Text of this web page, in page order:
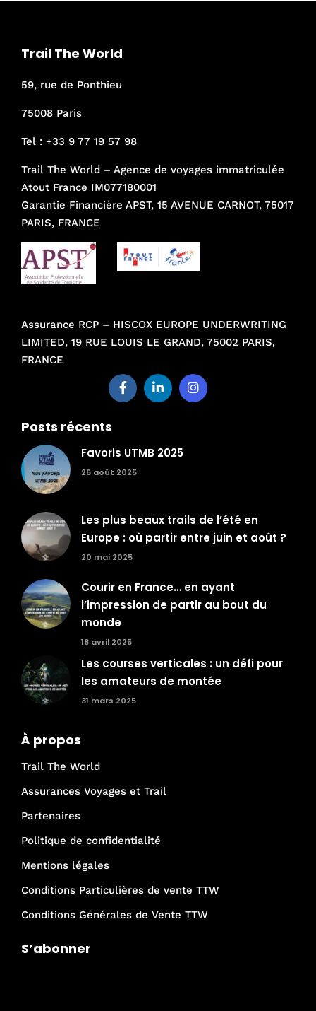
Trail The World
59, rue de Ponthieu
75008 Paris
Tel : +33 9 77 19 57 98
Trail The World – Agence de voyages immatriculée
Atout France IM077180001
Garantie Financière APST, 15 AVENUE CARNOT, 75017
PARIS, FRANCE
Assurance RCP – HISCOX EUROPE UNDERWRITING
LIMITED, 19 RUE LOUIS LE GRAND, 75002 PARIS,
FRANCE
Posts récents
Favoris UTMB 2025
26 août 2025
Les plus beaux trails de l’été en
Europe : où partir entre juin et août ?
20 mai 2025
Courir en France… en ayant
l’impression de partir au bout du
monde
18 avril 2025
Les courses verticales : un défi pour
les amateurs de montée
31 mars 2025
À propos
Trail The World
Assurances Voyages et Trail
Partenaires
Politique de confidentialité
Mentions légales
Conditions Particulières de vente TTW
Conditions Générales de Vente TTW
S’abonner